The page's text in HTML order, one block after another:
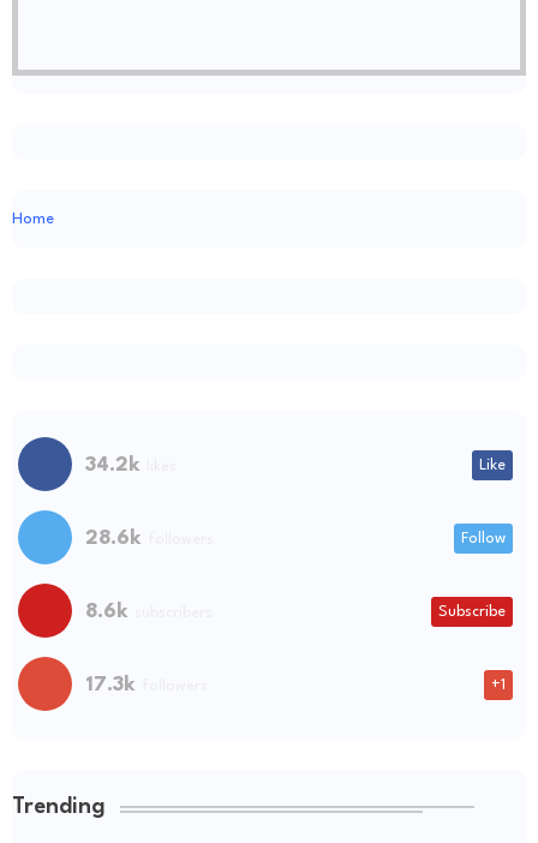
Home
34.2k Like
28.6k Follow
8.6k Subscribe
17.3k +1
Trending